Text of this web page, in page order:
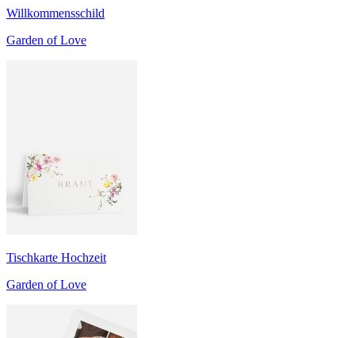
Willkommensschild
Garden of Love
Tischkarte Hochzeit
Garden of Love